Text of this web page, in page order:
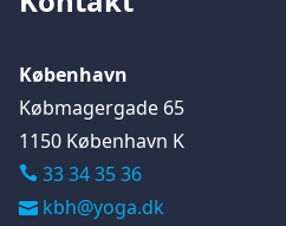
København
Købmagergade 65
1150 København K
33 34 35 36
kbh@yoga.dk